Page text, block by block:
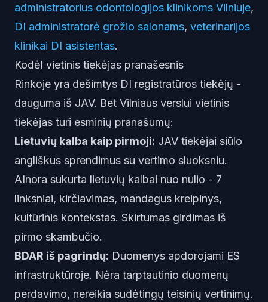
administratorius odontologijos klinikoms Vilniuje,
DI administratorė grožio salonams, veterinarijos
klinikai DI asistentas.
Kodėl vietinis tiekėjas pranašesnis
Rinkoje yra dešimtys DI registratūros tiekėjų -
dauguma iš JAV. Bet Vilniaus verslui vietinis
tiekėjas turi esminių pranašumų:
Lietuvių kalba kaip pirmoji: JAV tiekėjai siūlo
angliškus sprendimus su vertimo sluoksniu.
AInora sukurta lietuvių kalbai nuo nulio - 7
linksniai, kirčiavimas, mandagus kreipinys,
kultūrinis kontekstas. Skirtumas girdimas iš
pirmo skambučio.
BDAR iš pagrindų: Duomenys apdorojami ES
infrastruktūroje. Nėra tarptautinio duomenų
perdavimo, nereikia sudėtingų teisinių vertinimų.